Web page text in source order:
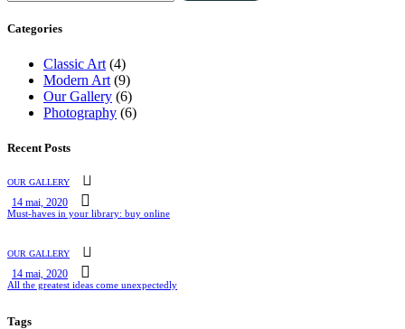
Categories
Classic Art (4)
Modern Art (9)
Our Gallery (6)
Photography (6)
Recent Posts
OUR GALLERY
14 mai, 2020
Must-haves in your library: buy online
OUR GALLERY
14 mai, 2020
All the greatest ideas come unexpectedly
Tags